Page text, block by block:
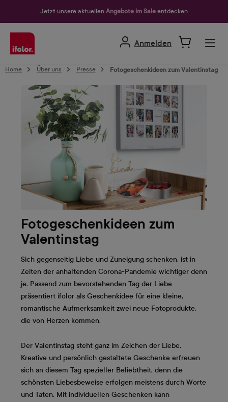
Jetzt unsere aktuellen Angebote im Sale entdecken
Anmelden
Home Über uns Presse Fotogeschenkideen zum Valentinstag
Fotogeschenkideen zum
Valentinstag
Sich gegenseitig Liebe und Zuneigung schenken, ist in
Zeiten der anhaltenden Corona-Pandemie wichtiger denn
je. Passend zum bevorstehenden Tag der Liebe
präsentiert ifolor als Geschenkidee für eine kleine,
romantische Aufmerksamkeit zwei neue Fotoprodukte,
die von Herzen kommen.
Der Valentinstag steht ganz im Zeichen der Liebe.
Kreative und persönlich gestaltete Geschenke erfreuen
sich an diesem Tag spezieller Beliebtheit, denn die
schönsten Liebesbeweise erfolgen meistens durch Worte
und Taten. Mit individuellen Geschenken kann